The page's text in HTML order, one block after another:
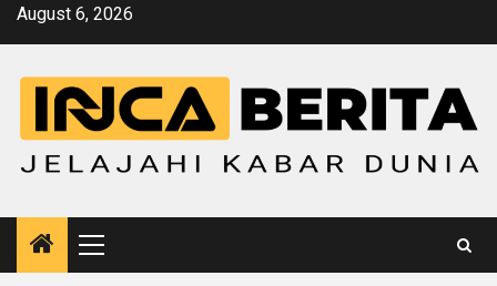
SkipAugust 6, 2026
Primary
Menu